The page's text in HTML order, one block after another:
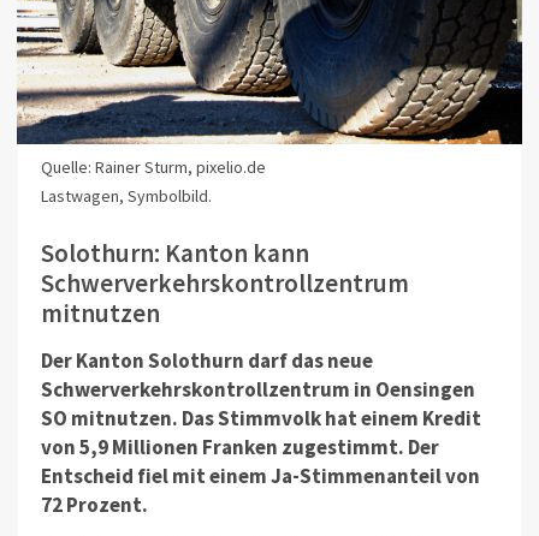
Quelle: Rainer Sturm, pixelio.de
Lastwagen, Symbolbild.
Solothurn: Kanton kann
Schwerverkehrskontrollzentrum
mitnutzen
Der Kanton Solothurn darf das neue
Schwerverkehrskontrollzentrum in Oensingen
SO mitnutzen. Das Stimmvolk hat einem Kredit
von 5,9 Millionen Franken zugestimmt. Der
Entscheid fiel mit einem Ja-Stimmenanteil von
72 Prozent.